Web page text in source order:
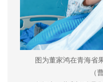
图为董家鸿在青海省
（